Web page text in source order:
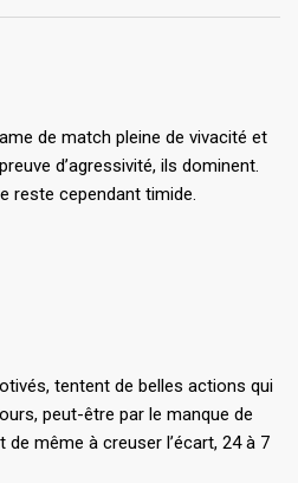
de match pleine de vivacité et
d’agressivité, ils dominent.
reste cependant timide.
tentent de belles actions qui
peut-être par le manque de
même à creuser l’écart, 24 à 7